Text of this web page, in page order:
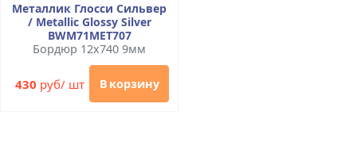
Металлик Глосси Сильвер
/ Metallic Glossy Silver
BWM71MET707
Бордюр 12x740 9мм
430 руб/ шт В корзину